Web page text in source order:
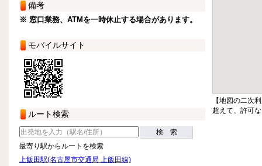
備考
※ 窓口業務、ATMを一時休止する場合があります。
モバイルサイト
ルート検索
検 索
最寄り駅からルートを検索
上飯田駅(名古屋市交通局 上飯田線)
【地図の二次
超えて、許可